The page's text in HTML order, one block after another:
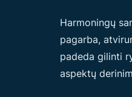
Harmoningų
pagarba,
padeda gilinti
aspektų